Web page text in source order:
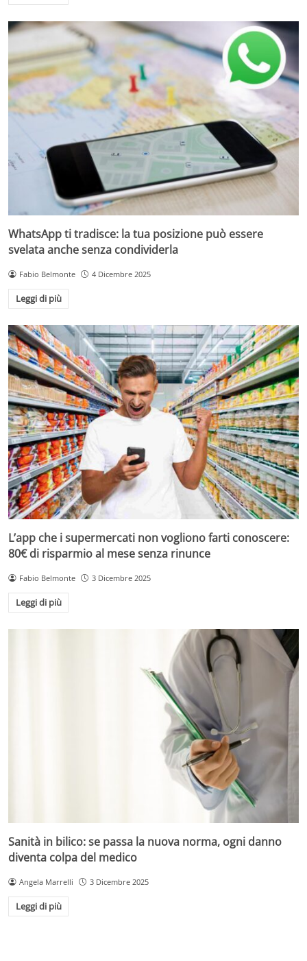
WhatsApp ti tradisce: la tua posizione può essere
svelata anche senza condividerla
Fabio Belmonte 4 Dicembre 2025
Leggi di più
L’app che i supermercati non vogliono farti conoscere:
80€ di risparmio al mese senza rinunce
Fabio Belmonte 3 Dicembre 2025
Leggi di più
Sanità in bilico: se passa la nuova norma, ogni danno
diventa colpa del medico
Angela Marrelli 3 Dicembre 2025
Leggi di più